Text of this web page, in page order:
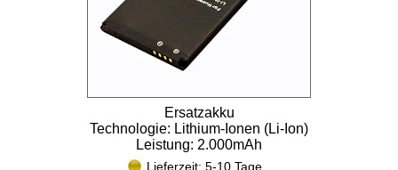
Ersatzakku
Technologie: Lithium-Ionen (Li-Ion)
Leistung: 2.000mAh
Lieferzeit: 5-10 Tage